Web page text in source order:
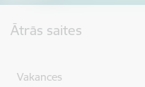
Ātrās saites
Vakances